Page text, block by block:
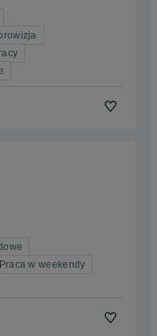
w weekendy